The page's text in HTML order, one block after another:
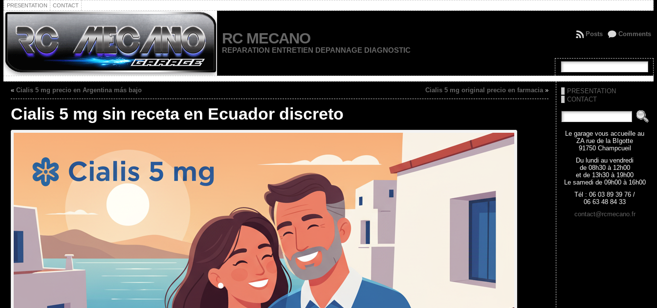
PRESENTATION CONTACT
RC MECANO
REPARATION ENTRETIEN DEPANNAGE DIAGNOSTIC
Comments
Posts
« Cialis 5 mg precio en Argentina más bajo Cialis 5 mg original precio en farmacia»
Cialis 5 mg sin receta en Ecuador discreto
PRESENTATION
CONTACT
Le garage vous accueille au
ZA rue de la BIgotte
91750 Champcueil
Du lundi au vendredi
de 08h30 à 12h00
et de 13h30 à 19h00
Le samedi de 09h00 à 16h00
Tél : 06 03 89 39 76 /
06 63 48 84 33
contact@rcmecano.fr